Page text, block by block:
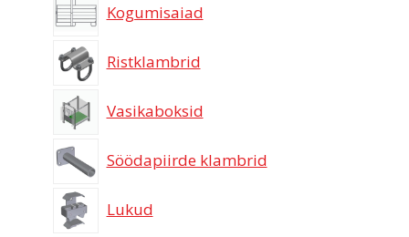
Kogumisaiad
Ristklambrid
Vasikaboksid
Söödapiirde klambrid
Lukud